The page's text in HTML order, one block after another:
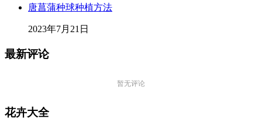
唐菖蒲种球种植方法
2023年7月21日
最新评论
暂无评论
花卉大全